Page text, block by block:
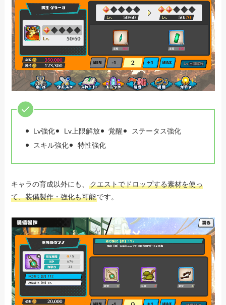
Lv強化 Lv上限解放 覚醒
ステータス強化
スキル強化
特性強化
キャラの育成以外にも、クエストでドロップする素材を使っ
て、装備製作・強化も可能です。